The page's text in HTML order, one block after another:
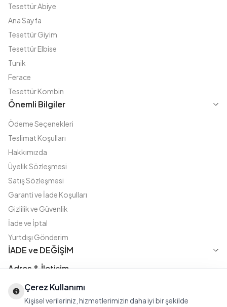
Tesettür Abiye
Ana Sayfa
Tesettür Giyim
Tesettür Elbise
Tunik
Ferace
Tesettür Kombin
Önemli Bilgiler
Ödeme Seçenekleri
Teslimat Koşulları
Hakkımızda
Üyelik Sözleşmesi
Satış Sözleşmesi
Garanti ve İade Koşulları
Gizlilik ve Güvenlik
İade ve İptal
Yurtdışı Gönderim
İADE ve DEĞİŞİM
Adres & İletişim
Fatih Cd. Akasya sok no:11 D.5 Merter - Güngören / İSTANBUL
08508111144
Instagram
TikTok
X
Çerez Kullanımı
Kişisel verileriniz, hizmetlerimizin daha iyi bir şekilde